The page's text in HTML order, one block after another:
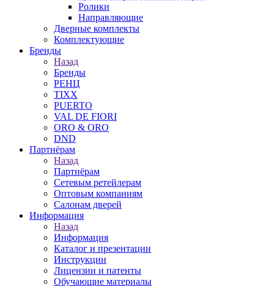
Ролики
Направляющие
Дверные комплекты
Комплектующие
Бренды
Назад
Бренды
РЕНЦ
TIXX
PUERTO
VAL DE FIORI
ORO & ORO
DND
Партнёрам
Назад
Партнёрам
Сетевым ретейлерам
Оптовым компаниям
Салонам дверей
Информация
Назад
Информация
Каталог и презентации
Инструкции
Лицензии и патенты
Обучающие материалы